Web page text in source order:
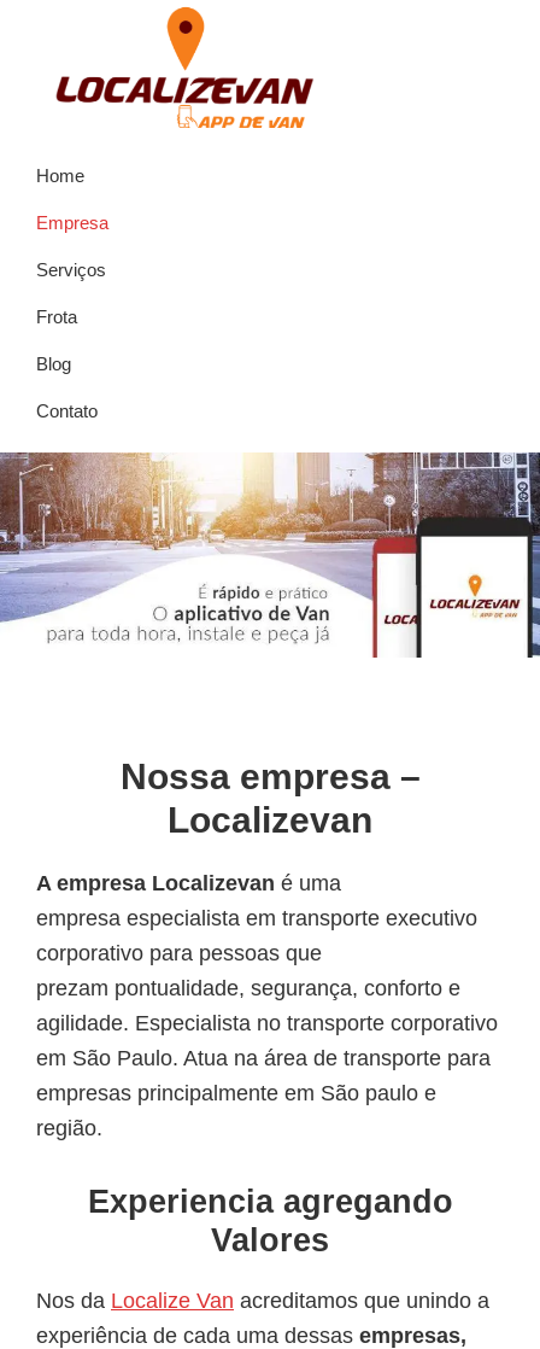
navegação
de
Van
Localizevan
de
Van,
de
Van,
Alugar
Localizevan
Home
Empresa
Serviços
Frota
Blog
Contato
Nossa empresa –
Localizevan
A empresa Localizevan é uma
empresa especialista em transporte executivo
corporativo para pessoas que
prezam pontualidade, segurança, conforto e
agilidade. Especialista no transporte corporativo
em São Paulo. Atua na área de transporte para
empresas principalmente em São paulo e
região.
Experiencia agregando
Valores
Nos da Localize Van acreditamos que unindo a
experiência de cada uma dessas empresas,